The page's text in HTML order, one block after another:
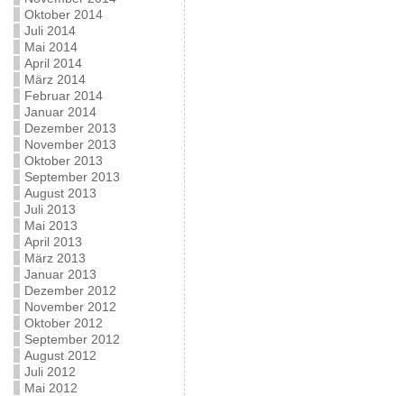
Oktober 2014
Juli 2014
Mai 2014
April 2014
März 2014
Februar 2014
Januar 2014
Dezember 2013
November 2013
Oktober 2013
September 2013
August 2013
Juli 2013
Mai 2013
April 2013
März 2013
Januar 2013
Dezember 2012
November 2012
Oktober 2012
September 2012
August 2012
Juli 2012
Mai 2012